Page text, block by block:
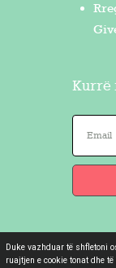
Kurrë
Flakron
Duke vazhduar të shfletoni
ruajtjen e cookie tonat dhe